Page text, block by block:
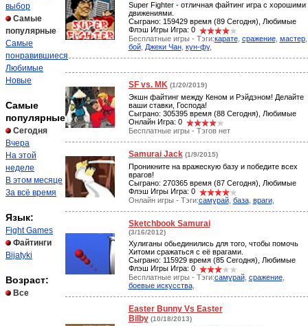
выбор
Самые
популярные
Самые
понравившиеся
Любимые
Новые
Самые
популярные
Сегодня
Вчера
На этой
неделе
В этом месяце
За всё время
Язык:
Fight Games
Файтинги
Bijatyki
Возраст:
Все
Super Fighter - отличная файтинг игра с хорошими
движениями.
Сыграно: 159429 время (89 Сегодня), Любимые
Флэш Игры Игра: 0
Бесплатные игры - Тэги:карате, сражение, мастер,
бой, Джеки Чан, кун-фу,
SF vs. MK (1/20/2019)
Экшн файтинг между Кеном и Рэйдэном! Делайте
ваши ставки, Господа!
Сыграно: 305395 время (88 Сегодня), Любимые
Онлайн Игра: 0
Бесплатные игры - Тэгов нет
Samurai Jack (1/9/2015)
Проникните на вражескую базу и победите всех
врагов!
Сыграно: 270365 время (87 Сегодня), Любимые
Флэш Игры Игра: 0
Онлайн игры - Тэги:самурай, база, враги,
Sketchbook Samurai
(3/16/2012)
Хулиганы обьединились для того, чтобы помочь
Хитоми сражаться с её врагами.
Сыграно: 115929 время (85 Сегодня), Любимые
Флэш Игры Игра: 0
Бесплатные игры - Тэги:самурай, сражение,
боевые искусства,
Easter Bunny Vs Easter
Bilby (10/18/2013)